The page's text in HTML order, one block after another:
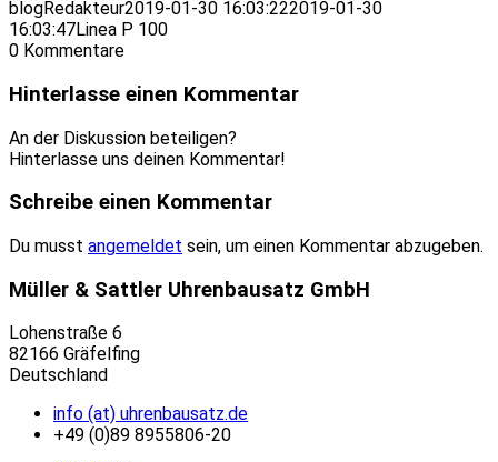
blogRedakteur2019-01-30 16:03:222019-01-30
16:03:47Linea P 100
0 Kommentare
Hinterlasse einen Kommentar
An der Diskussion beteiligen?
Hinterlasse uns deinen Kommentar!
Schreibe einen Kommentar
Du musst angemeldet sein, um einen Kommentar abzugeben.
Müller & Sattler Uhrenbausatz GmbH
Lohenstraße 6
82166 Gräfelfing
Deutschland
info (at) uhrenbausatz.de
+49 (0)89 8955806-20